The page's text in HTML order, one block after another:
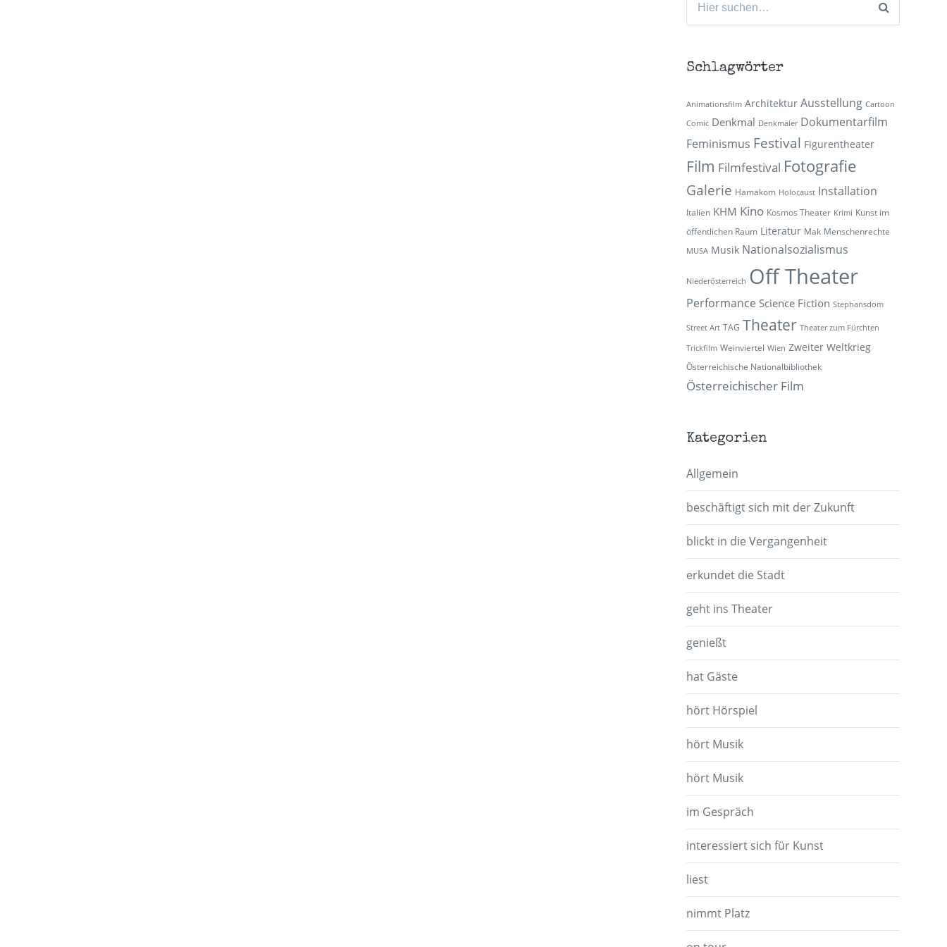
Schlagwörter
Animationsfilm Architektur Ausstellung Cartoon
Comic Denkmal Denkmäler Dokumentarfilm
Feminismus Festival Figurentheater
Film Filmfestival Fotografie
Galerie Hamakom Holocaust Installation
Italien KHM Kino Kosmos Theater Krimi Kunst im
öffentlichen Raum Literatur Mak Menschenrechte
MUSA Musik Nationalsozialismus
Niederösterreich Off Theater
Performance Science Fiction Stephansdom
Street Art TAG Theater Theater zum Fürchten
Trickfilm Weinviertel Wien Zweiter Weltkrieg
Österreichische Nationalbibliothek
Österreichischer Film
Kategorien
Allgemein
beschäftigt sich mit der Zukunft
blickt in die Vergangenheit
erkundet die Stadt
geht ins Theater
genießt
hat Gäste
hört Hörspiel
hört Musik
hört Musik
im Gespräch
interessiert sich für Kunst
liest
nimmt Platz